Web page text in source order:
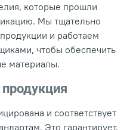
которые прошли
Мы тщательно
и работаем
чтобы обеспечить
материалы.
и соответствует
Это гарантирует,